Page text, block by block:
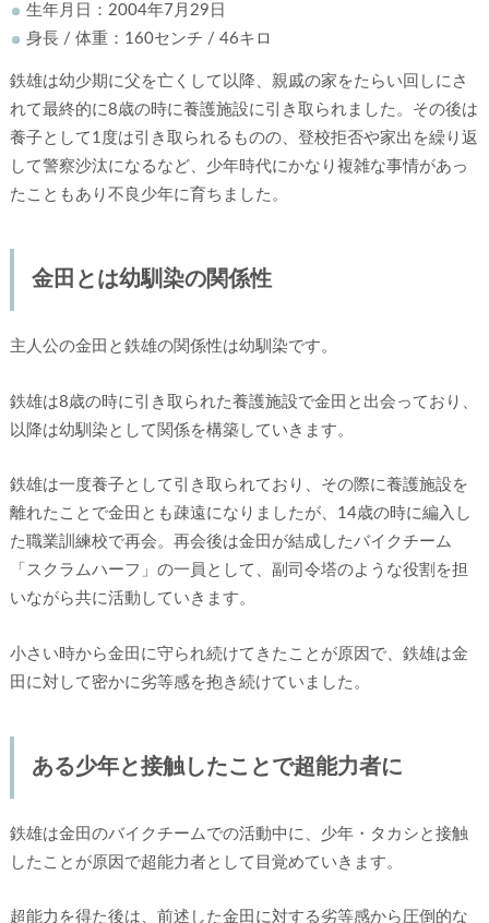
生年月日：2004年7月29日
身長 / 体重：160センチ / 46キロ
鉄雄は幼少期に父を亡くして以降、親戚の家をたらい回しにさ
れて最終的に8歳の時に養護施設に引き取られました。その後は
養子として1度は引き取られるものの、登校拒否や家出を繰り返
して警察沙汰になるなど、少年時代にかなり複雑な事情があっ
たこともあり不良少年に育ちました。
金田とは幼馴染の関係性
主人公の金田と鉄雄の関係性は幼馴染です。
鉄雄は8歳の時に引き取られた養護施設で金田と出会っており、
以降は幼馴染として関係を構築していきます。
鉄雄は一度養子として引き取られており、その際に養護施設を
離れたことで金田とも疎遠になりましたが、14歳の時に編入し
た職業訓練校で再会。再会後は金田が結成したバイクチーム
「スクラムハーフ」の一員として、副司令塔のような役割を担
いながら共に活動していきます。
小さい時から金田に守られ続けてきたことが原因で、鉄雄は金
田に対して密かに劣等感を抱き続けていました。
ある少年と接触したことで超能力者に
鉄雄は金田のバイクチームでの活動中に、少年・タカシと接触
したことが原因で超能力者として目覚めていきます。
超能力を得た後は、前述した金田に対する劣等感から圧倒的な